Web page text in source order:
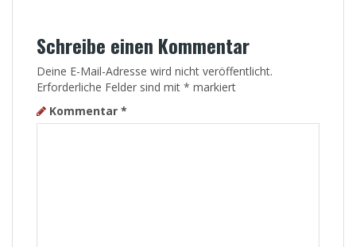
Schreibe einen Kommentar
Deine E-Mail-Adresse wird nicht veröffentlicht.
Erforderliche Felder sind mit * markiert
Kommentar *